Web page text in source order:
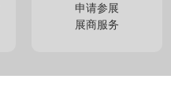
申请参展
展商服务